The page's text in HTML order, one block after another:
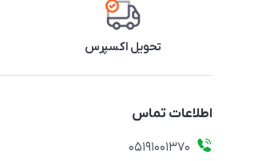
تحویل اکسپرس
اطلاعات تماس
05191001370